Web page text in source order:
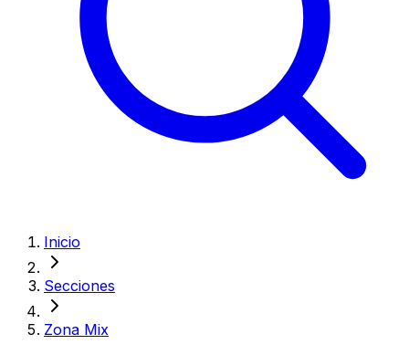
Inicio
Secciones
Zona Mix